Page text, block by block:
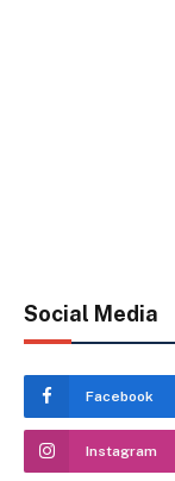
Social Media
Facebook
Instagram